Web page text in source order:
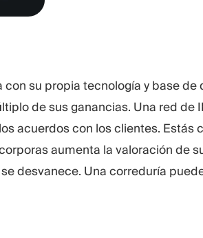
su propia tecnología y base
de sus ganancias. Una red de
acuerdos con los clientes. Estás
aumenta la valoración de
desvanece. Una correduría